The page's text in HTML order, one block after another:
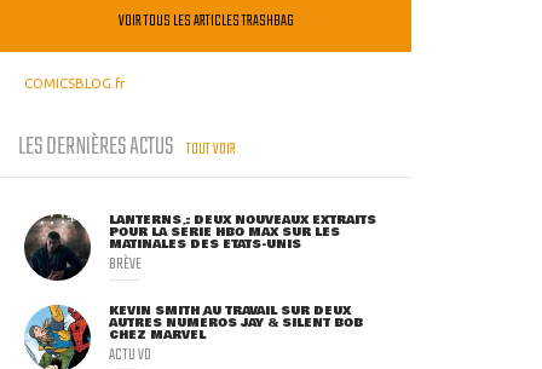
VOIR TOUS LES ARTICLES TRASHBAG
COMICSBLOG.fr
LES DERNIÈRES ACTUS TOUT VOIR
LANTERNS : DEUX NOUVEAUX EXTRAITS
POUR LA SÉRIE HBO MAX SUR LES
MATINALES DES ETATS-UNIS
BRÈVE
KEVIN SMITH AU TRAVAIL SUR DEUX
AUTRES NUMÉROS JAY & SILENT BOB
CHEZ MARVEL
ACTU VO